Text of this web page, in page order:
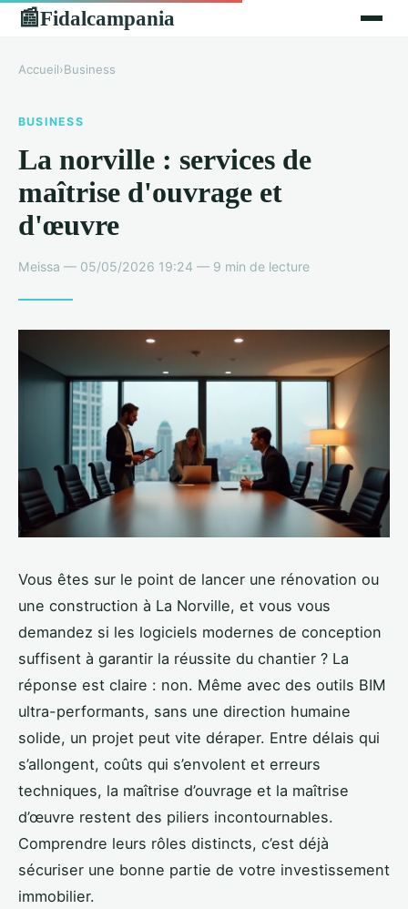
📰Fidalcampania
Accueil›Business
BUSINESS
La norville : services de
maîtrise d'ouvrage et
d'œuvre
Meissa — 05/05/2026 19:24 — 9 min de lecture
Vous êtes sur le point de lancer une rénovation ou
une construction à La Norville, et vous vous
demandez si les logiciels modernes de conception
suffisent à garantir la réussite du chantier ? La
réponse est claire : non. Même avec des outils BIM
ultra-performants, sans une direction humaine
solide, un projet peut vite déraper. Entre délais qui
s’allongent, coûts qui s’envolent et erreurs
techniques, la maîtrise d’ouvrage et la maîtrise
d’œuvre restent des piliers incontournables.
Comprendre leurs rôles distincts, c’est déjà
sécuriser une bonne partie de votre investissement
immobilier.